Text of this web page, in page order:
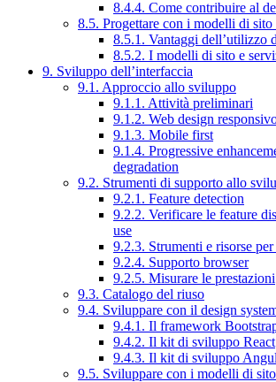
8.4.4. Come contribuire al
8.5. Progettare con i modelli di sito
8.5.1. Vantaggi dell’utilizzo
8.5.2. I modelli di sito e
9. Sviluppo dell’interfaccia
9.1. Approccio allo sviluppo
9.1.1. Attività preliminari
9.1.2. Web design
9.1.3. Mobile first
9.1.4. Progressive
degradation
9.2. Strumenti di supporto allo
9.2.1. Feature detection
9.2.2. Verificare le feature
use
9.2.3. Strumenti e risorse
9.2.4. Supporto browser
9.2.5. Misurare le prestazioni
9.3. Catalogo del riuso
9.4. Sviluppare con il design
9.4.1. Il framework
9.4.2. Il kit di sviluppo React
9.4.3. Il kit di sviluppo
9.5. Sviluppare con i modelli di